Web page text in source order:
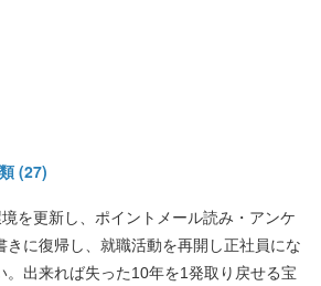
(27)
を更新し、ポイントメール読み・アンケ
きに復帰し、就職活動を再開し正社員にな
。出来れば失った10年を1発取り戻せる宝